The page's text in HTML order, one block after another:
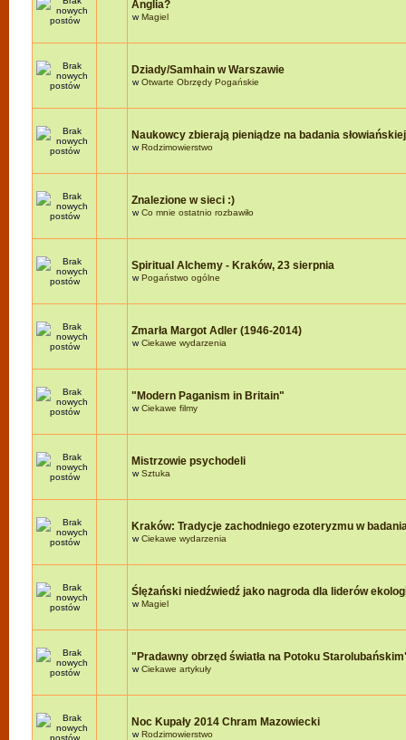
Anglia?
wMagiel
Dziady/Samhain w Warszawie
wOtwarte Obrzędy Pogańskie
Naukowcy zbierają pieniądze na badania
wRodzimowierstwo
Znalezione w sieci :)
wCo mnie ostatnio rozbawiło
Spiritual Alchemy - Kraków, 23 sierpnia
wPogaństwo ogólne
Zmarła Margot Adler (1946-2014)
wCiekawe wydarzenia
"Modern Paganism in Britain"
wCiekawe filmy
Mistrzowie psychodeli
wSztuka
Kraków: Tradycje zachodniego ezoteryzmu w
wCiekawe wydarzenia
Ślężański niedźwiedź jako nagroda dla liderów
wMagiel
"Pradawny obrzęd światła na Potoku
wCiekawe artykuły
Noc Kupały 2014 Chram Mazowiecki
wRodzimowierstwo